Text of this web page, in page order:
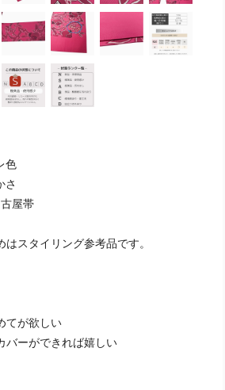
色
さ
屋帯
スタイリング参考品です。
てが欲しい
バーができれば嬉しい